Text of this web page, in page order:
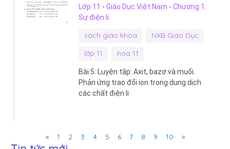
Lớp 11 - Giáo Dục Việt Nam - Chương 1:
Sự điện li
sách giáo khoa
NXB Giáo Dục
lớp 11
hóa 11
Bài 5: Luyện tập: Axit, bazơ và muối.
Phản ứng trao đổi ion trong dung dịch
các chất điện li
«Previous
1 2 3 4 5 6 7 8 9 10 »Next